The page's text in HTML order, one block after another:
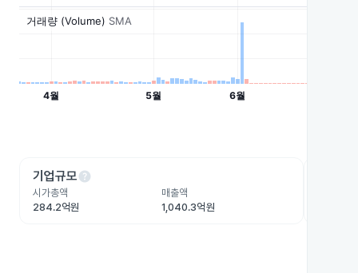
기업규모help
시가총액
284.2억원
매출액
1,040.3억원